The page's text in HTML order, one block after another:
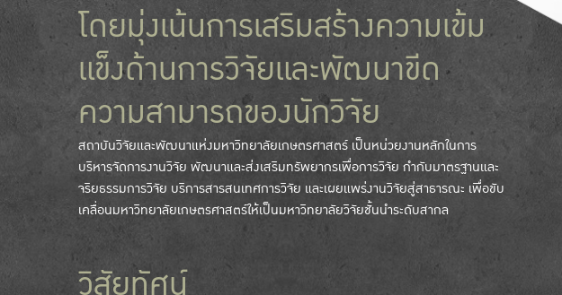
โดยมุ่งเน้นการเสริมสร้างความเข้ม
แข็งด้านการวิจัยและพัฒนาขีด
ความสามารถของนักวิจัย
สถาบันวิจัยและพัฒนาแห่งมหาวิทยาลัยเกษตรศาสตร์ เป็นหน่วยงานหลักในการ
บริหารจัดการงานวิจัย พัฒนาและส่งเสริมทรัพยากรเพื่อการวิจัย กำกับมาตรฐานและ
จริยธรรมการวิจัย บริการสารสนเทศการวิจัย และเผยแพร่งานวิจัยสู่สาธารณะ เพื่อขับ
เคลื่อนมหาวิทยาลัยเกษตรศาสตร์ให้เป็นมหาวิทยาลัยวิจัยชั้นนำระดับสากล